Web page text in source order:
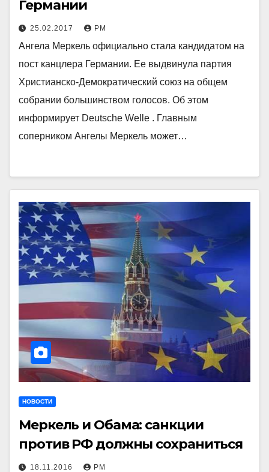
Германии
25.02.2017 РМ
Ангела Меркель официально стала кандидатом на
пост канцлера Германии. Ее выдвинула партия
Христианско-Демократический союз на общем
собрании большинством голосов. Об этом
информирует Deutsche Welle . Главным
соперником Ангелы Меркель может…
НОВОСТИ
Меркель и Обама: санкции
против РФ должны сохраниться
18.11.2016 РМ